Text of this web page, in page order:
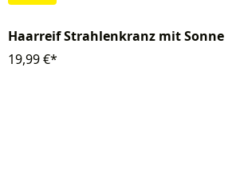
Haarreif Strahlenkranz mit Sonne
19,99 €*